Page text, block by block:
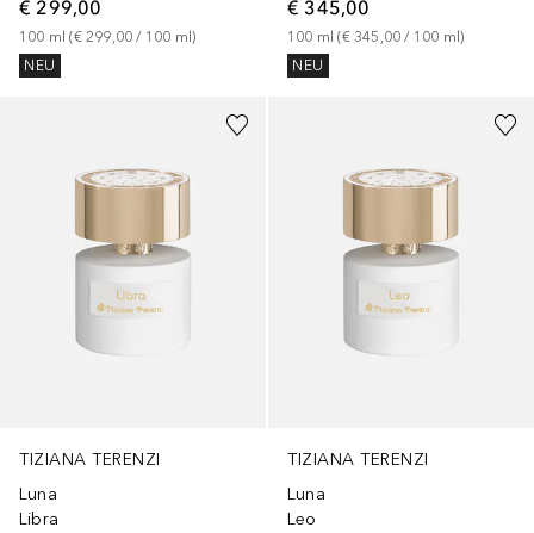
€ 299,00
100 ml (€ 299,00 / 100 ml)
NEU
€ 345,00
100 ml (€ 345,00 / 100 ml)
NEU
TIZIANA TERENZI
Luna
Libra
TIZIANA TERENZI
Luna
Leo